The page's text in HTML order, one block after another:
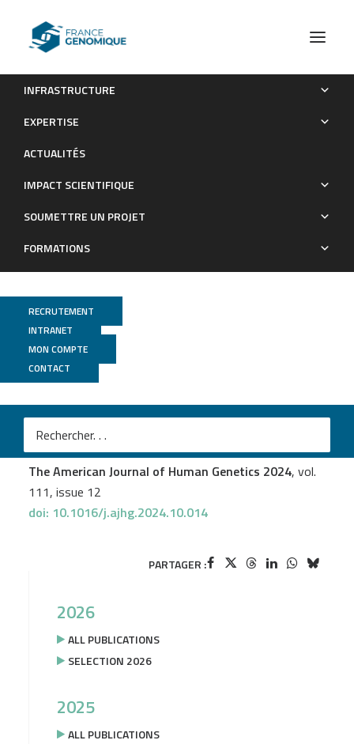
INFRASTRUCTURE
EXPERTISE
ACTUALITÉS
IMPACT SCIENTIFIQUE
SOUMETTRE UN PROJET
FORMATIONS
RECRUTEMENT
INTRANET
MON COMPTE
CONTACT
Monoallelic pathogenic variants in LEPR do not cause
Publications
LIGAN
Jérôme Delplanqueet al.
Monoallelic pathogenic variants in LEPR do not cause
obesity
The American Journal of Human Genetics 2024, vol.
111, issue 12
doi: 10.1016/j.ajhg.2024.10.014
PARTAGER :
2026
ALL PUBLICATIONS
SELECTION 2026
2025
ALL PUBLICATIONS